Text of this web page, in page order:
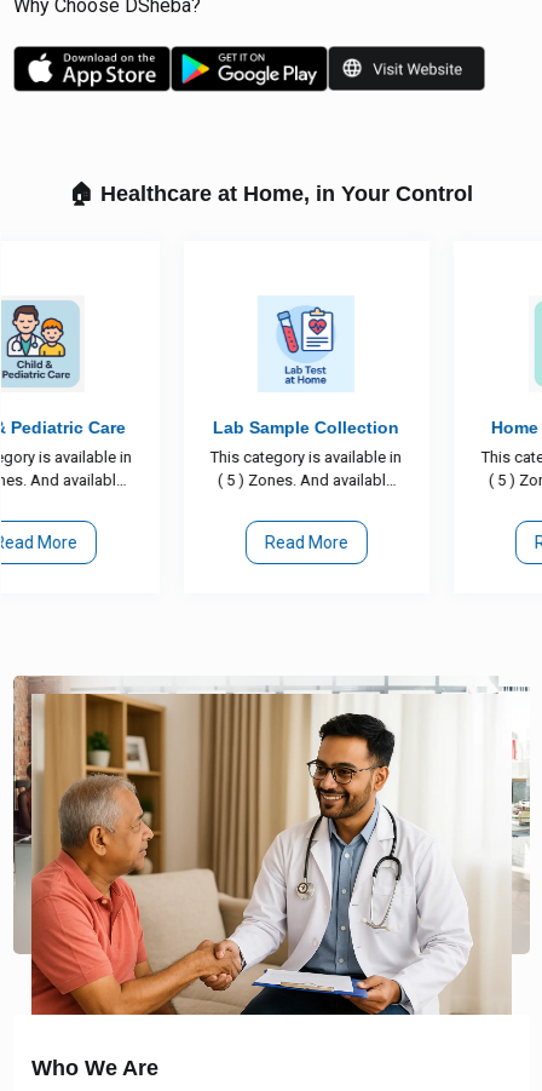
Why Choose DSheba?
🏠 Healthcare at Home, in Your Control
Lab Sample Collection
This category is available in
( 5 ) Zones. And available
Home Physiotherapy
This category is available in
( 5 ) Zones. And available
Who We Are